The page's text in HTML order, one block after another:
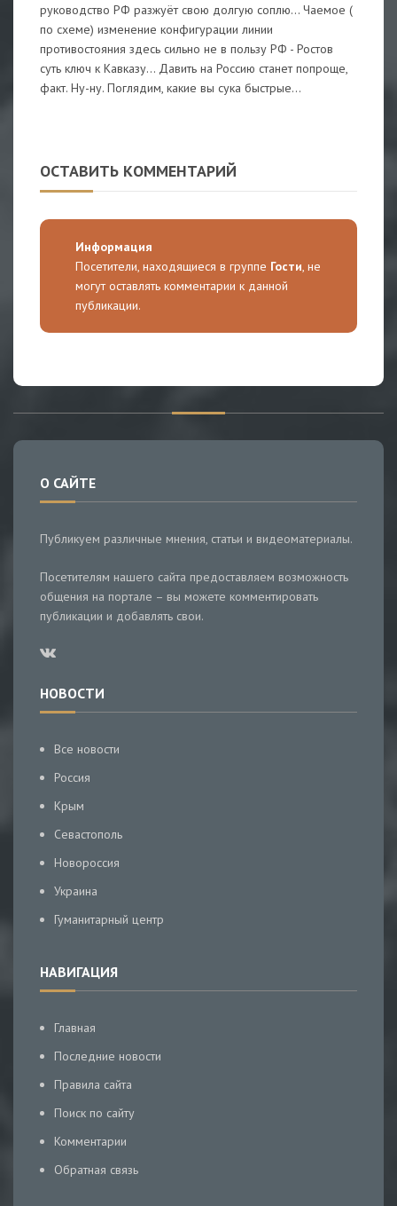
руководство РФ разжуёт свою долгую соплю... Чаемое (
по схеме) изменение конфигурации линии
противостояния здесь сильно не в пользу РФ - Ростов
суть ключ к Кавказу... Давить на Россию станет попроще,
факт. Ну-ну. Поглядим, какие вы сука быстрые...
ОСТАВИТЬ КОММЕНТАРИЙ
Информация
Посетители, находящиеся в группе Гости, не
могут оставлять комментарии к данной
публикации.
О САЙТЕ
Публикуем различные мнения, статьи и видеоматериалы.
Посетителям нашего сайта предоставляем возможность
общения на портале – вы можете комментировать
публикации и добавлять свои.
НОВОСТИ
Все новости
Россия
Крым
Севастополь
Новороссия
Украина
Гуманитарный центр
НАВИГАЦИЯ
Главная
Последние новости
Правила сайта
Поиск по сайту
Комментарии
Обратная связь